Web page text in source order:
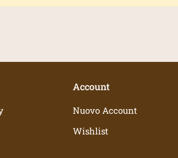
Account
Nuovo Account
Wishlist